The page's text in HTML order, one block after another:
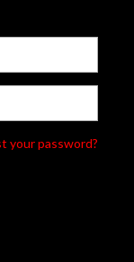
your password?